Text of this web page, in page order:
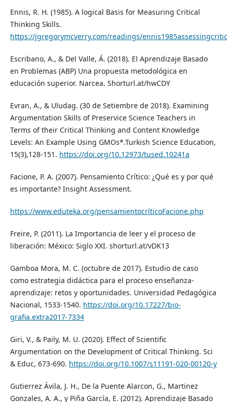
Ennis, R. H. (1985). A logical Basis for Measuring Critical
Thinking Skills.
https://jgregorymcverry.com/readings/
Escribano, A., & Del Valle, Á. (2018). El Aprendizaje Basado
en Problemas (ABP) Una propuesta metodológica en
educación superior. Narcea. Shorturl.at/hwCDY
Evran, A., & Uludag. (30 de Setiembre de 2018). Examining
Argumentation Skills of Preservice Science Teachers in
Terms of their Critical Thinking and Content Knowledge
Levels: An Example Using GMOs*.Turkish Science Education,
15(3),128-151. https://doi.org/10.12973/tused.10241a
Facione, P. A. (2007). Pensamiento Crítico: ¿Qué es y por qué
es importante? Insight Assessment.
https://www.eduteka.org/pensamientocríticoFacione.php
Freire, P. (2011). La Importancia de leer y el proceso de
liberación: México: Siglo XXI. shorturl.at/vDK13
Gamboa Mora, M. C. (octubre de 2017). Estudio de caso
como estrategia didáctica para el proceso enseñanza-
aprendizaje: retos y oportunidades. Universidad Pedagógica
Nacional, 1533-1540. https://doi.org/10.17227/bio-
grafia.extra2017-7334
Giri, V., & Paily, M. U. (2020). Effect of Scientific
Argumentation on the Development of Critical Thinking. Sci
& Educ, 673-690. https://doi.org/10.1007/s11191-020-00120-y
Gutierrez Ávila, J. H., De la Puente Alarcon, G., Martinez
Gonzales, A. A., y Piña García, E. (2012). Aprendizaje Basado